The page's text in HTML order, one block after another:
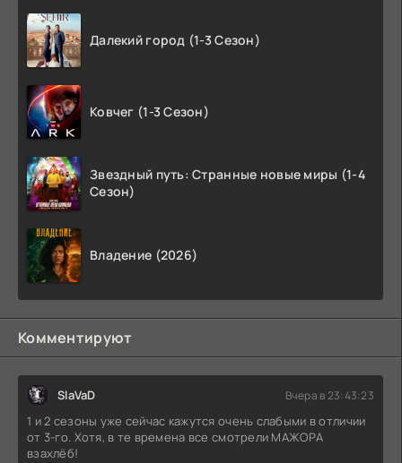
Далекий город (1-3 Сезон)
Ковчег (1-3 Сезон)
Звездный путь: Странные новые миры (1-4
Сезон)
Владение (2026)
Комментируют
SlaVaD Вчера в 23:43:23
1 и 2 сезоны уже сейчас кажутся очень слабыми в отличии
от 3-го. Хотя, в те времена все смотрели МАЖОРА
взахлёб!